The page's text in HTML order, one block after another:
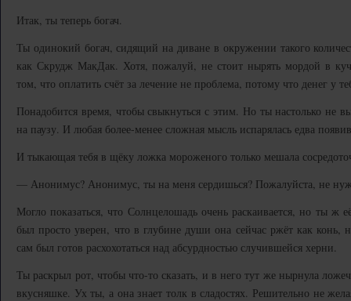
Итак, ты теперь богач.
Ты одинокий богач, сидящий на диване в окружении такого
как Скрудж МакДак. Хотя, пожалуй, не стоит нырять мордой в
том, что оплатить счёт за лечение не проблема, потому что денег у
Понадобится время, чтобы свыкнуться с этим. Но ты настолько не
на паузу. И любая более-менее сложная мысль испарялась едва
И тыкающая тебя в щёку ложка мороженого только мешала
— Анонимус? Анонимус, ты на меня сердишься? Пожалуйста, не
Могло показаться, что Солнцелошадь очень раскаивается, но ты ж
был просто уверен, что в глубине души она сейчас ржёт как
сам был готов расхохотаться над абсурдностью случившейся херни.
Ты раскрыл рот, чтобы что-то сказать, и в него тут же нырнула
вкусняшке. Ух ты, а она знает толк в сладостях. Решительно не